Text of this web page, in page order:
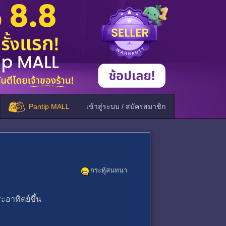
Pantip MALL เข้าสู่ระบบ / สมัครสมาชิก
กระทู้สนทนา
ะอาทิตย์ขึ้น